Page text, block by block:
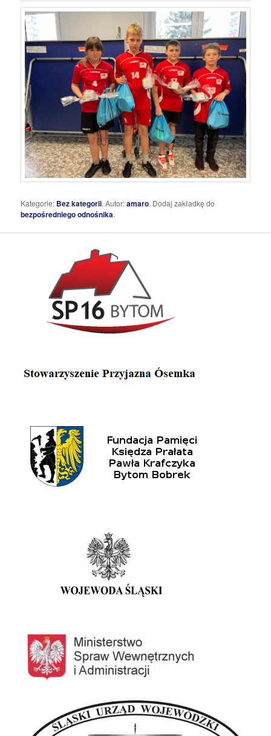
Kategorie: Bez kategorii. Autor:amaro. Dodaj zakładkę do
bezpośredniego odnośnika.